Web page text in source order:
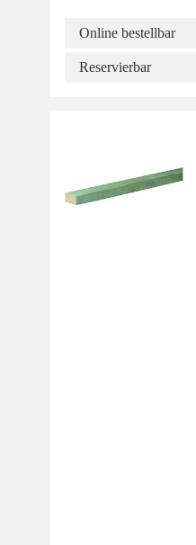
Online bestellbar
Reservierbar